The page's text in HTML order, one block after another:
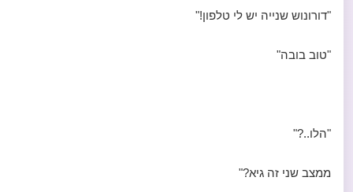
"דורונוש שנייה יש לי טלפון!"
"טוב בובה"
"הלו..?"
ממצב שני זה גיא?"